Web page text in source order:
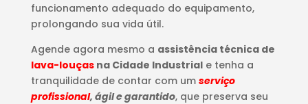
funcionamento adequado do equipamento,
prolongando sua vida útil.
Agende agora mesmo a assistência técnica de
lava-louçasna Cidade Industriale tenha a
tranquilidade de contar com um serviço
profissional, ágil e garantido, que preserva seu